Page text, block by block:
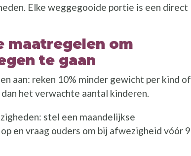
Elke weggegooide portie is een direct
maatregelen om
te gaan
aan: reken 10% minder gewicht per kind of
het verwachte aantal kinderen.
stel een maandelijkse
en vraag ouders om bij afwezigheid vóór 9